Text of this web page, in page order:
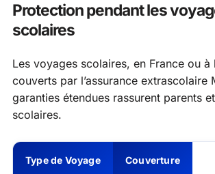
Protection pendant les
scolaires
Les voyages scolaires, en France ou à
couverts par l’assurance extrascolaire
garanties étendues rassurent parents
scolaires.
Type de Voyage Couverture